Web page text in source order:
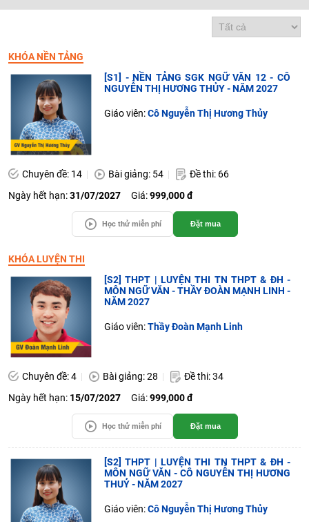
KHÓA NỀN TẢNG
[S1] - NỀN TẢNG SGK NGỮ VĂN 12 - CÔ
NGUYỄN THỊ HƯƠNG THỦY - NĂM 2027
Giáo viên:Cô Nguyễn Thị Hương Thủy
Chuyên đề: 14 Bài giảng: 54
Đề thi: 66
Ngày hết hạn:31/07/2027 Giá:999,000 đ
Học thử miễn phí Đặt mua
KHÓA LUYỆN THI
[S2] THPT | LUYỆN THI TN THPT & ĐH -
MÔN NGỮ VĂN - THẦY ĐOÀN MẠNH LINH -
NĂM 2027
Giáo viên:Thầy Đoàn Mạnh Linh
Chuyên đề: 4 Bài giảng: 28
Đề thi: 34
Ngày hết hạn: 15/07/2027 Giá:999,000 đ
Học thử miễn phí Đặt mua
[S2] THPT | LUYỆN THI TN THPT & ĐH -
MÔN NGỮ VĂN - CÔ NGUYỄN THỊ HƯƠNG
THUỶ - NĂM 2027
Giáo viên:Cô Nguyễn Thị Hương Thủy